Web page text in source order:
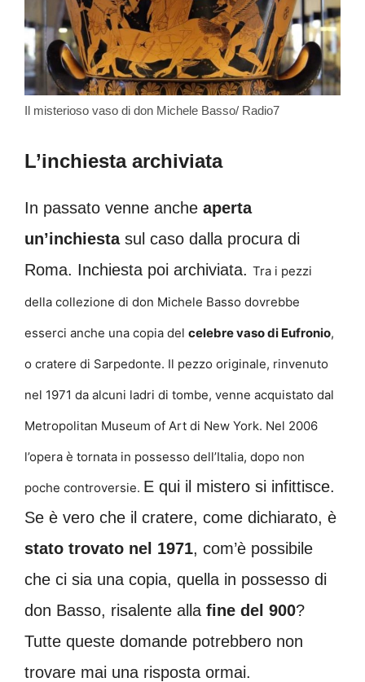
Il misterioso vaso di don Michele Basso/ Radio7
L’inchiesta archiviata
In passato venne anche aperta
un’inchiestasul caso dalla procura di
Roma. Inchiesta poi archiviata. Tra i pezzi
della collezione di don Michele Basso dovrebbe
esserci anche una copia del celebre vaso di Eufronio,
o cratere di Sarpedonte. Il pezzo originale, rinvenuto
nel 1971 da alcuni ladri di tombe, venne acquistato dal
Metropolitan Museum of Art di New York. Nel 2006
l’opera è tornata in possesso dell’Italia, dopo non
poche controversie. E qui il mistero si infittisce.
Se è vero che il cratere, come dichiarato, è
stato trovato nel 1971, com’è possibile
che ci sia una copia, quella in possesso di
don Basso, risalente alla fine del 900?
Tutte queste domande potrebbero non
trovare mai una risposta ormai.